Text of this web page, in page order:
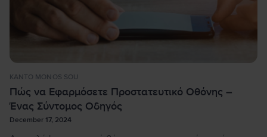
KANTO MONOS SOU
Πώς να Εφαρμόσετε Προστατευτικό Οθόνης –
Ένας Σύντομος Οδηγός
December 17, 2024